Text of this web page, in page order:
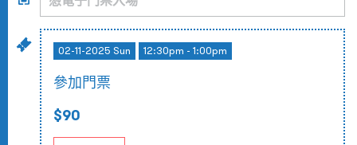
02-11-2025 Sun 12:30pm - 1:00pm
參加門票
$90